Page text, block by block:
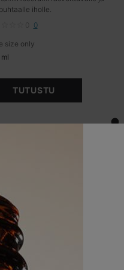
iholle.
0
size only
TUTUSTU
[Laser +